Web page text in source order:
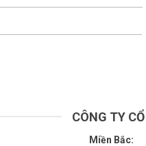
CÔNG TY
Miền Bắc: